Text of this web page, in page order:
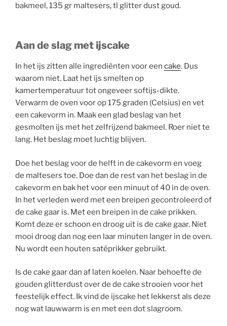
bakmeel, 135 gr maltesers, tl glitter dust goud.
Aan de slag met ijscake
In het ijs zitten alle ingrediënten voor een cake. Dus
waarom niet. Laat het ijs smelten op
kamertemperatuur tot ongeveer softijs-dikte.
Verwarm de oven voor op 175 graden (Celsius) en vet
een cakevorm in. Maak een glad beslag van het
gesmolten ijs met het zelfrijzend bakmeel. Roer niet te
lang. Het beslag moet luchtig blijven.
Doe het beslag voor de helft in de cakevorm en voeg
de maltesers toe. Doe dan de rest van het beslag in de
cakevorm en bak het voor een minuut of 40 in de oven.
In het verleden werd met een breipen gecontroleerd of
de cake gaar is. Met een breipen in de cake prikken.
Komt deze er schoon en droog uit is de cake gaar. Niet
mooi droog dan nog een laar minuten langer in de oven.
Nu wordt een houten satéprikker gebruikt.
Is de cake gaar dan af laten koelen. Naar behoefte de
gouden glitterdust over de de cake strooien voor het
feestelijk effect. Ik vind de ijscake het lekkerst als deze
nog wat lauwwarm is en met een dot slagroom.